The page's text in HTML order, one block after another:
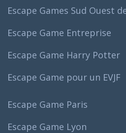
Escape Games Sud Ouest
Escape Game Entreprise
Escape Game Harry Potter
Escape Game pour un EVJF
Escape Game Paris
Escape Game Lyon